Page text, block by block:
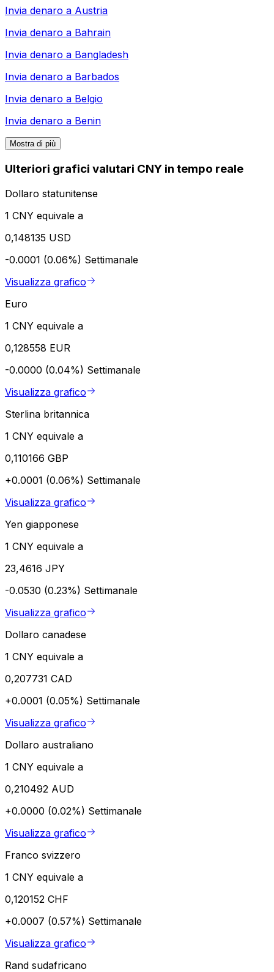
Invia denaro a Austria
Invia denaro a Bahrain
Invia denaro a Bangladesh
Invia denaro a Barbados
Invia denaro a Belgio
Invia denaro a Benin
Mostra di più
Ulteriori grafici valutari CNY in tempo reale
Dollaro statunitense
1 CNY equivale a
0,148135 USD
-0.0001 (0.06%) Settimanale
Visualizza grafico
Euro
1 CNY equivale a
0,128558 EUR
-0.0000 (0.04%) Settimanale
Visualizza grafico
Sterlina britannica
1 CNY equivale a
0,110166 GBP
+0.0001 (0.06%) Settimanale
Visualizza grafico
Yen giapponese
1 CNY equivale a
23,4616 JPY
-0.0530 (0.23%) Settimanale
Visualizza grafico
Dollaro canadese
1 CNY equivale a
0,207731 CAD
+0.0001 (0.05%) Settimanale
Visualizza grafico
Dollaro australiano
1 CNY equivale a
0,210492 AUD
+0.0000 (0.02%) Settimanale
Visualizza grafico
Franco svizzero
1 CNY equivale a
0,120152 CHF
+0.0007 (0.57%) Settimanale
Visualizza grafico
Rand sudafricano